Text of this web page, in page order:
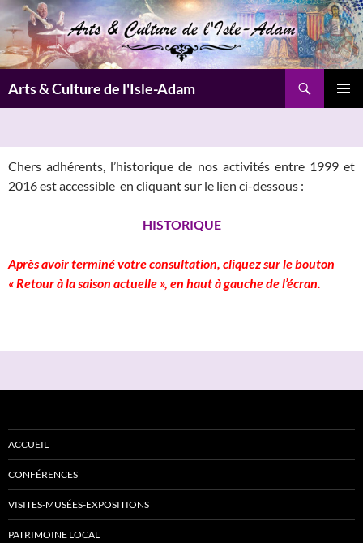
Aller
au
contenu
Arts & Culture de l'Isle-Adam
Chers adhérents, l’historique de nos activités entre 1999 et
2016 est accessible en cliquant sur le lien ci-dessous :
HISTORIQUE
Après avoir terminé votre consultation, cliquez sur le bouton
« Retour à la saison actuelle », en haut à gauche de l’écran.
ACCUEIL
CONFÉRENCES
VISITES-MUSÉES-EXPOSITIONS
PATRIMOINE LOCAL